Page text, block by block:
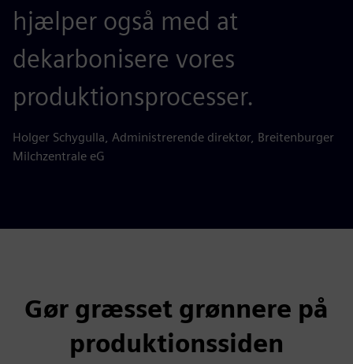
hjælper også med at
dekarbonisere vores
produktionsprocesser.
Holger Schygulla, Administrerende direktør, Breitenburger
Milchzentrale eG
Gør græsset grønnere på
produktionssiden